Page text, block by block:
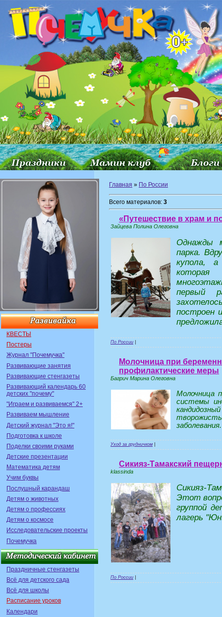
КВЕСТЫ
Постеры
Журнал "Почемучка"
Развивающие занятия
Развивающие стенгазеты
Развивающий календарь 60
детских "почему"
"Играем и развиваемся" 2+
Развиваем мышление
Детский журнал "Это я!"
Подготовка к школе
Поделки своими руками
Детские презентации
Математика детям
Учим буквы
Послушный карандаш
Детям о животных
Детям о профессиях
Детям о космосе
Исследовательские проекты
Почемучка
Праздничные стенгазеты
Всё для детского сада
Всё для школы
Расписание уроков
Календари
Главная » По России
Всего материалов: 3
«Путешествие в храм и
Зайцева Полина Олеговна
Однажды
парка.
купола,
первый
построен
По России
Молочница при
профилактические меры
Багрич Марина Олеговна
Молочница
системы
заболевания.
Уход за грудничком
Сикияз-Тамакский
klassinda
Сикияз-
Этот
группой
лагерь
По России